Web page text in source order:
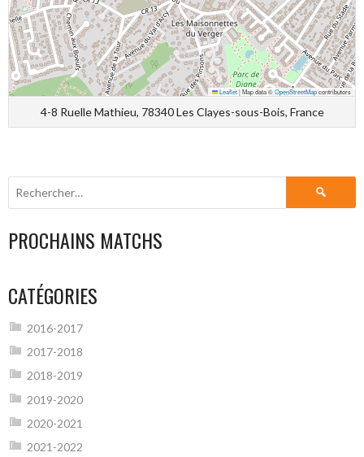
Leaflet|Map data ©OpenStreetMapcontributors
4-8 Ruelle Mathieu, 78340 Les Clayes-sous-Bois, France
Rechercher :
PROCHAINS MATCHS
CATÉGORIES
2016-2017
2017-2018
2018-2019
2019-2020
2020-2021
2021-2022